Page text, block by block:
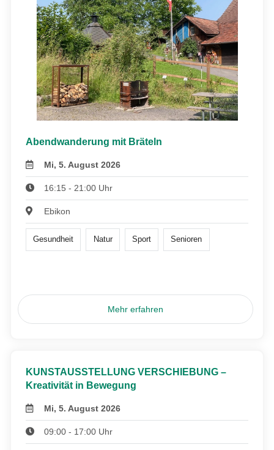
Abendwanderung mit Bräteln
Mi, 5. August 2026
16:15 - 21:00 Uhr
Ebikon
Gesundheit Natur Sport Senioren
Mehr erfahren
KUNSTAUSSTELLUNG VERSCHIEBUNG –
Kreativität in Bewegung
Mi, 5. August 2026
09:00 - 17:00 Uhr